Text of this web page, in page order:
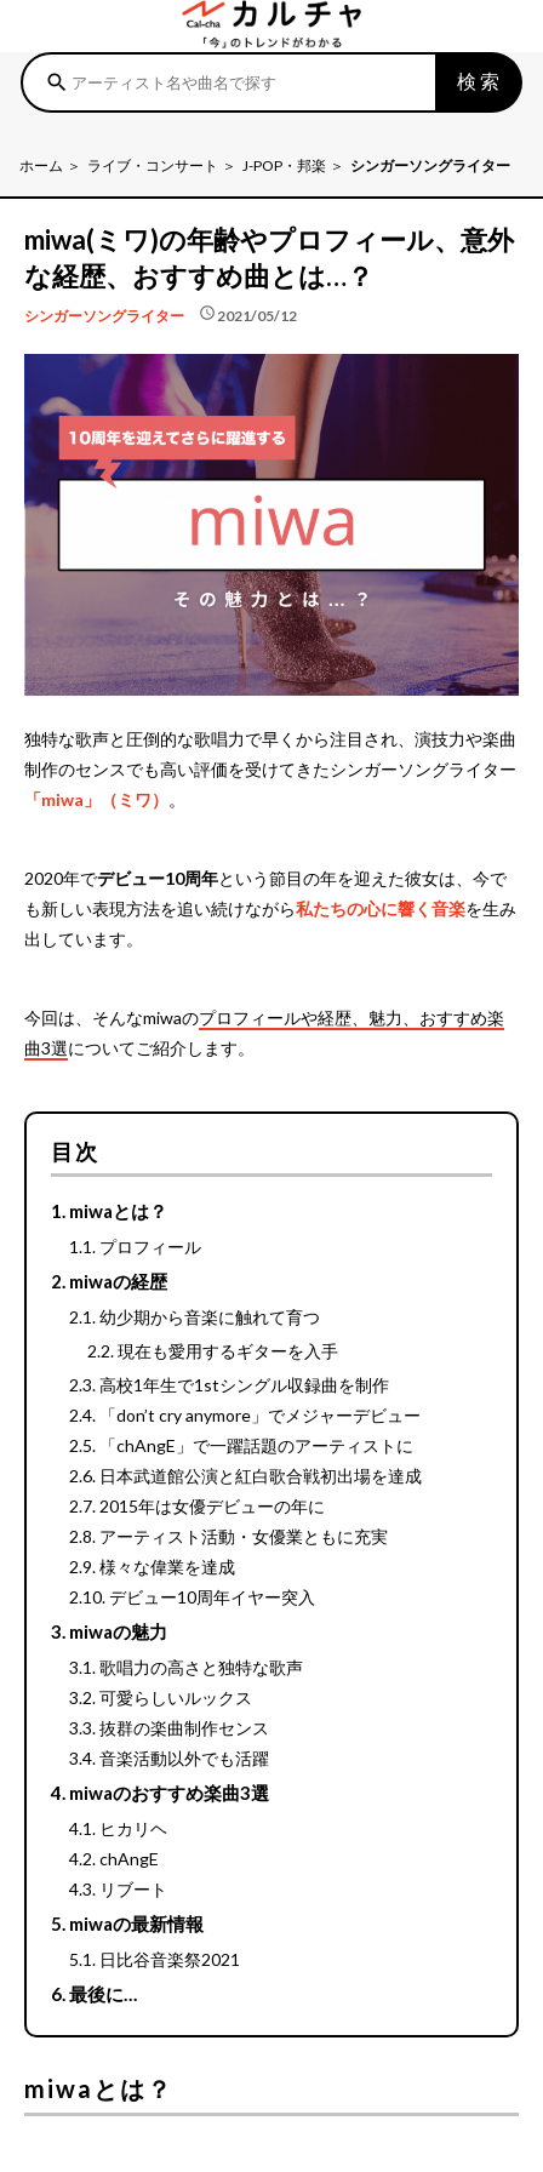
search 検索
ホーム ライブ・コンサート J-POP・邦楽 シンガーソングライター
miwa(ミワ)の年齢やプロフィール、意外
な経歴、おすすめ曲とは…？
シンガーソングライター schedule 2021/05/12
独特な歌声と圧倒的な歌唱力で早くから注目され、演技力や楽曲
制作のセンスでも高い評価を受けてきたシンガーソングライター
「miwa」（ミワ） 。
2020年でデビュー10周年という節目の年を迎えた彼女は、今で
も新しい表現方法を追い続けながら私たちの心に響く音楽を生み
出しています。
今回は、そんなmiwaのプロフィールや経歴、魅力、おすすめ楽
曲3選についてご紹介します。
目次
miwaとは？
プロフィール
miwaの経歴
幼少期から音楽に触れて育つ
現在も愛用するギターを入手
高校1年生で1stシングル収録曲を制作
「don’t cry anymore」でメジャーデビュー
「chAngE」で一躍話題のアーティストに
日本武道館公演と紅白歌合戦初出場を達成
2015年は女優デビューの年に
アーティスト活動・女優業ともに充実
様々な偉業を達成
デビュー10周年イヤー突入
miwaの魅力
歌唱力の高さと独特な歌声
可愛らしいルックス
抜群の楽曲制作センス
音楽活動以外でも活躍
miwaのおすすめ楽曲3選
ヒカリヘ
chAngE
リブート
miwaの最新情報
日比谷音楽祭2021
最後に…
miwaとは？